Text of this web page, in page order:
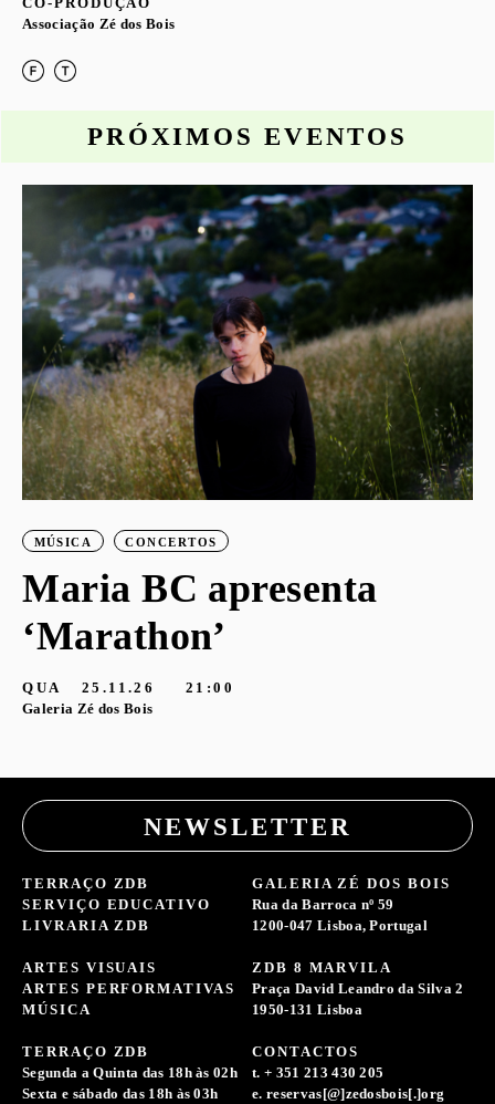
CO-PRODUÇÃO
Associação Zé dos Bois
PRÓXIMOS EVENTOS
MÚSICA CONCERTOS
Maria BC apresenta
‘Marathon’
QUA 25.11.26
21:00
Galeria Zé dos Bois
NEWSLETTER
TERRAÇO ZDB
SERVIÇO EDUCATIVO
LIVRARIA ZDB
ARTES VISUAIS
ARTES PERFORMATIVAS
MÚSICA
GALERIA ZÉ DOS BOIS
Rua da Barroca nº 59
1200-047 Lisboa, Portugal
ZDB 8 MARVILA
Praça David Leandro da Silva 2
1950-131 Lisboa
TERRAÇO ZDB
Segunda a Quinta das 18h às 02h
Sexta e sábado das 18h às 03h
CONTACTOS
t. + 351 213 430 205
e. reservas[@]zedosbois[.]org